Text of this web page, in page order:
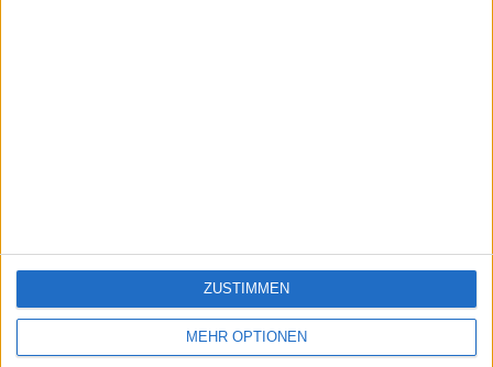
MEHR OPTIONEN
ZUSTIMMEN